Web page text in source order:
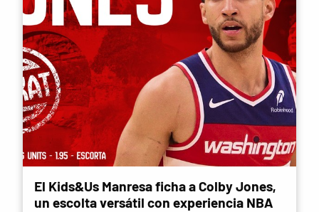
El Kids&Us Manresa ficha a Colby Jones,
un escolta versátil con experiencia NBA